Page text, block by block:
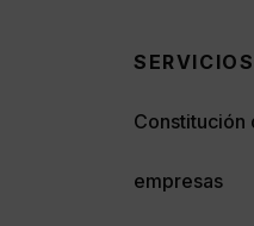
SERVICIOS
Constitución
empresas